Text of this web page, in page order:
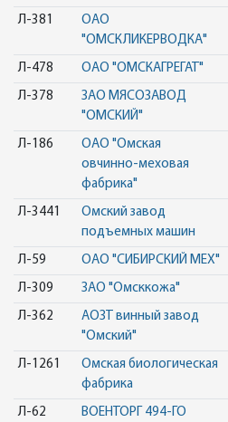
Л-381
ОАО
"ОМСКЛИКЕРВОДКА"
Л-478 ОАО "ОМСКАГРЕГАТ"
Л-378
ЗАО МЯСОЗАВОД
"ОМСКИЙ"
Л-186
ОАО "Омская
овчинно-меховая
фабрика"
Л-3441
Омский завод
подъемных машин
Л-59 ОАО "СИБИРСКИЙ МЕХ"
Л-309 ЗАО "Омсккожа"
Л-362
АОЗТ винный завод
"Омский"
Л-1261
Омская биологическая
фабрика
Л-62
ВОЕНТОРГ 494-ГО